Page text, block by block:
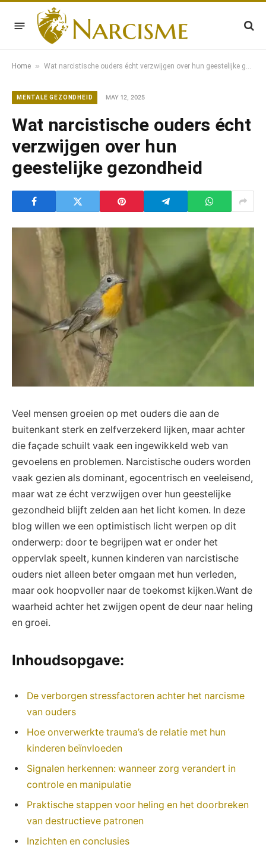
Home » Wat narcistische ouders écht verzwijgen over hun geestelijke gezondheid
MENTALE GEZONDHEID MAY 12, 2025
Wat narcistische ouders écht
verzwijgen over hun
geestelijke gezondheid
Veel mensen groeien op met ouders die aan de
buitenkant sterk en zelfverzekerd lijken, maar achter
die façade schuilt vaak een ingewikkeld web van
gevoelens en problemen. Narcistische ouders worden
vaak gezien als dominant, egocentrisch en veeleisend,
maar wat ze écht verzwijgen over hun geestelijke
gezondheid blijft zelden aan het licht komen. In deze
blog willen we een optimistisch licht werpen op dit
onderwerp: door te begrijpen wat er onder het
oppervlak speelt, kunnen kinderen van narcistische
ouders niet alleen beter omgaan met hun verleden,
maar ook hoopvoller naar de toekomst kijken.Want de
waarheid achter het zwijgen opent de deur naar heling
en groei.
Inhoudsopgave:
De verborgen stressfactoren achter het narcisme
van ouders
Hoe onverwerkte trauma’s de relatie met hun
kinderen beïnvloeden
Signalen herkennen: wanneer zorg verandert in
controle en manipulatie
Praktische stappen voor heling en het doorbreken
van destructieve patronen
Inzichten en conclusies